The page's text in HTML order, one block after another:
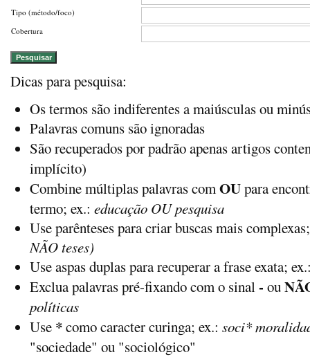
Tipo (método/foco)
Cobertura
Dicas para pesquisa:
Os termos são indiferentes a maiúsculas ou
Palavras comuns são ignoradas
São recuperados por padrão apenas artigos
implícito)
Combine múltiplas palavras com OUpara
termo; ex.: educação OU pesquisa
Use parênteses para criar buscas mais
NÃO teses)
Use aspas duplas para recuperar a frase exata;
Exclua palavras pré-fixando com o sinal - ou
políticas
Use *como caracter curinga; ex.: soci*
"sociedade" ou "sociológico"